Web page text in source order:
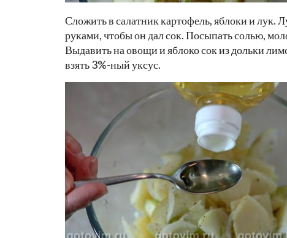
Сложить в салатник картофель, яблоки и лук.
руками, чтобы он дал сок. Посыпать солью,
Выдавить на овощи и яблоко сок из дольки
взять 3%-ный уксус.